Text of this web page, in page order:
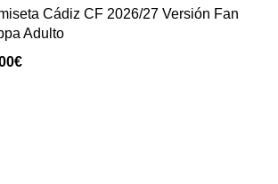
Cádiz CF 2026/27 Versión Fan
Adulto
€